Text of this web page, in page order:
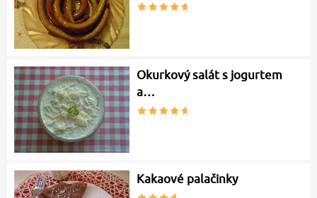
Okurkový salát s jogurtem
a…
Kakaové palačinky